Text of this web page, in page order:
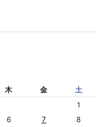
木 金
土
1
6 7
8